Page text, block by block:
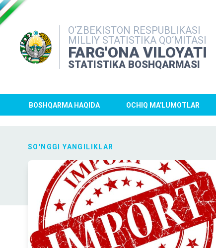
O‘ZBEKISTON RESPUBLIKASI
MILLIY STATISTIKA QO‘MITASI
FARG'ONA VILOYATI
STATISTIKA BOSHQARMASI
BOSHQARMA HAQIDA OCHIQ MA'LUMOTLAR
SO'NGGI YANGILIKLAR